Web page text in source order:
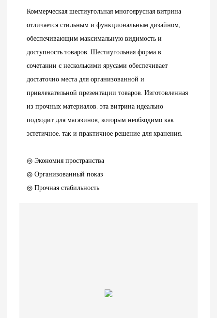
Коммерческая шестиугольная многоярусная витрина
отличается стильным и функциональным дизайном,
обеспечивающим максимальную видимость и
доступность товаров. Шестиугольная форма в
сочетании с несколькими ярусами обеспечивает
достаточно места для организованной и
привлекательной презентации товаров. Изготовленная
из прочных материалов, эта витрина идеально
подходит для магазинов, которым необходимо как
эстетичное, так и практичное решение для хранения.
◎ Экономия пространства
◎ Организованный показ
◎ Прочная стабильность